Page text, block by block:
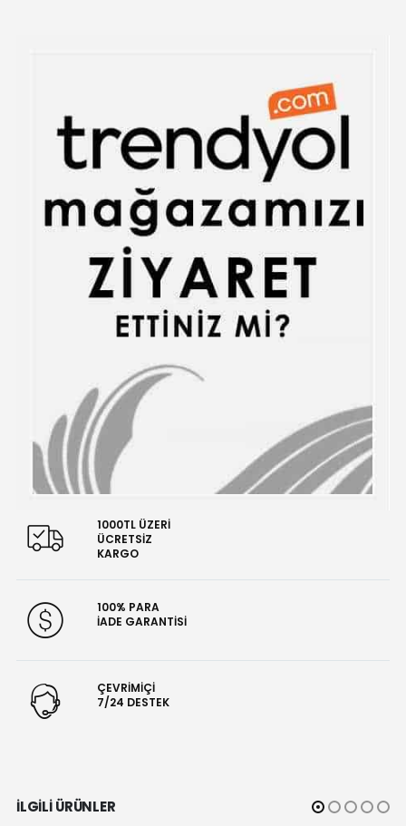
1000TL ÜZERİ
ÜCRETSİZ
KARGO
100% PARA
İADE GARANTİSİ
ÇEVRİMİÇİ
7/24 DESTEK
İLGILI ÜRÜNLER